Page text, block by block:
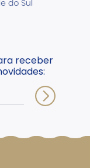
receber